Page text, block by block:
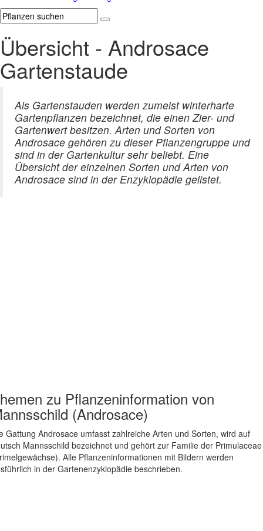
Übersicht - Androsace
Gartenstaude
Als Gartenstauden werden zumeist winterharte
Gartenpflanzen bezeichnet, die einen Zier- und
Gartenwert besitzen. Arten und Sorten von
Androsace gehören zu dieser Pflanzengruppe und
sind in der Gartenkultur sehr beliebt. Eine
Übersicht der einzelnen Sorten und Arten von
Androsace sind in der Enzyklopädie gelistet.
zu Pflanzeninformation von
(Androsace)
Gattung Androsace umfasst zahlreiche Arten und Sorten, wird auf
Mannsschild bezeichnet und gehört zur Familie der Primulaceae
Alle Pflanzeninformationen mit Bildern werden
in der Gartenenzyklopädie beschrieben.